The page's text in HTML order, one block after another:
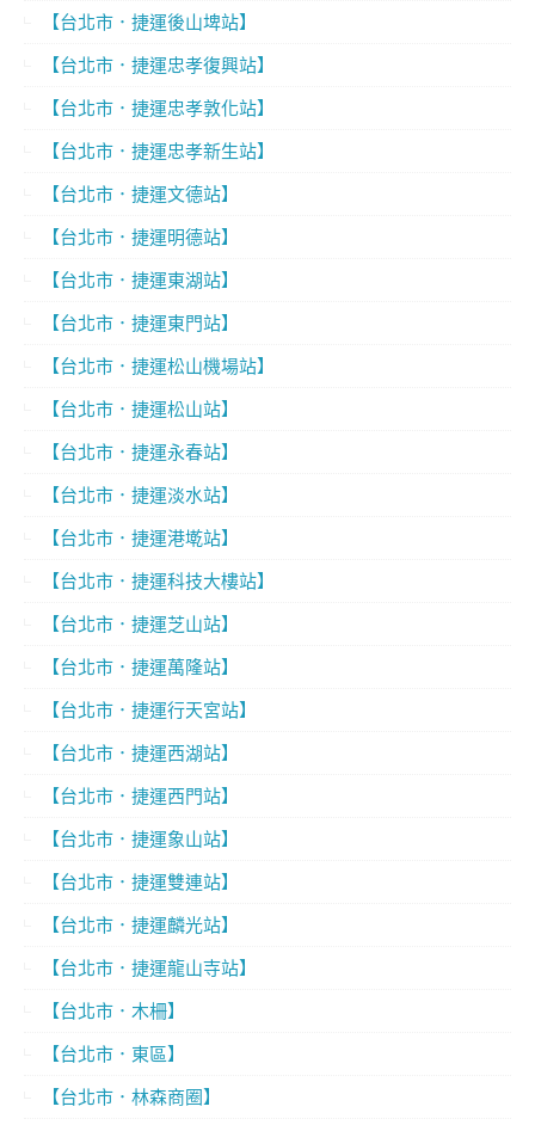
【台北市．捷運後山埤站】
【台北市．捷運忠孝復興站】
【台北市．捷運忠孝敦化站】
【台北市．捷運忠孝新生站】
【台北市．捷運文德站】
【台北市．捷運明德站】
【台北市．捷運東湖站】
【台北市．捷運東門站】
【台北市．捷運松山機場站】
【台北市．捷運松山站】
【台北市．捷運永春站】
【台北市．捷運淡水站】
【台北市．捷運港墘站】
【台北市．捷運科技大樓站】
【台北市．捷運芝山站】
【台北市．捷運萬隆站】
【台北市．捷運行天宮站】
【台北市．捷運西湖站】
【台北市．捷運西門站】
【台北市．捷運象山站】
【台北市．捷運雙連站】
【台北市．捷運麟光站】
【台北市．捷運龍山寺站】
【台北市．木柵】
【台北市．東區】
【台北市．林森商圈】